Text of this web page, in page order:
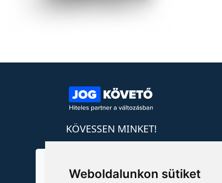
Weboldalunkon sütiket
KÖVESSEN MINKET!